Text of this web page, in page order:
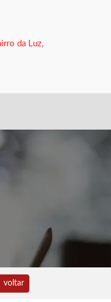
da Luz,
voltar